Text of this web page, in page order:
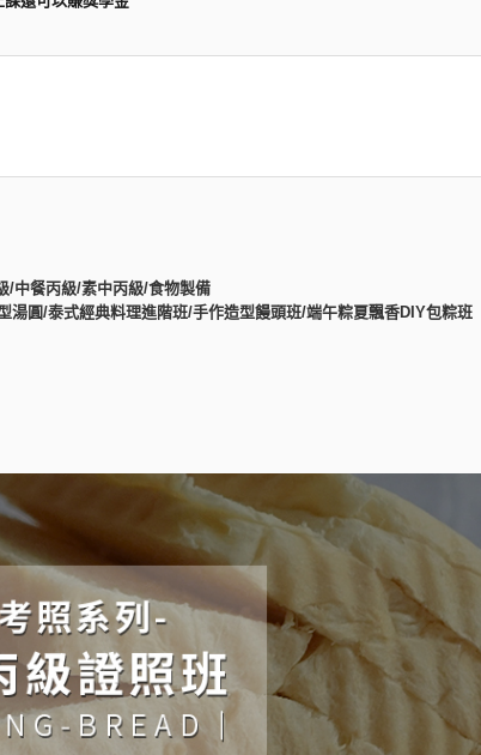
/中餐丙級/素中丙級/食物製備
圓/泰式經典料理進階班/手作造型饅頭班/端午粽夏飄香DIY包粽班